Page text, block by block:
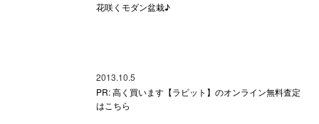
花咲くモダン盆栽♪
2013.10.5
PR: 高く買います【ラビット】のオンライン無料査定
はこちら